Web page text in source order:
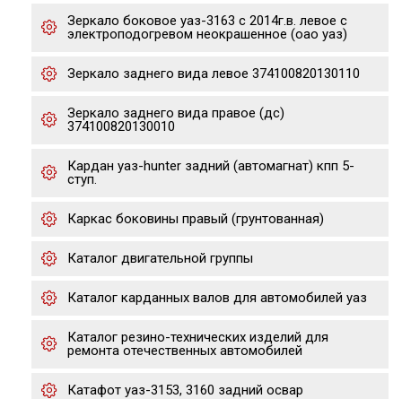
Зеркало боковое уаз-3163 с 2014г.в. левое с
электроподогревом неокрашенное (оао уаз)
Зеркало заднего вида левое 374100820130110
Зеркало заднего вида правое (дс)
374100820130010
Кардан уаз-hunter задний (автомагнат) кпп 5-
ступ.
Каркас боковины правый (грунтованная)
Каталог двигательной группы
Каталог карданных валов для автомобилей уаз
Каталог резино-технических изделий для
ремонта отечественных автомобилей
Катафот уаз-3153, 3160 задний освар